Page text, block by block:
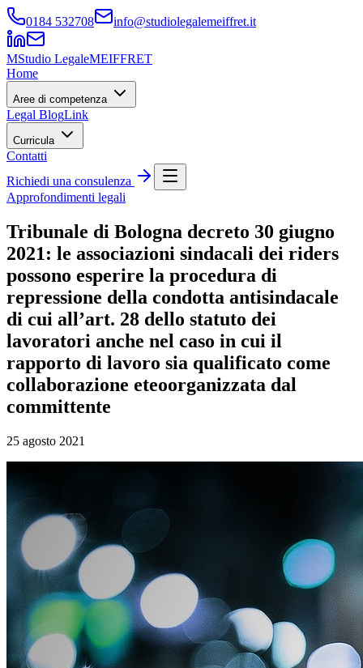
0184 532708 info@studiolegalemeiffret.it
MStudio LegaleMEIFFRET
Home
Aree di competenza
Legal BlogLink
Curricula
Contatti
Richiedi una consulenza
Approfondimenti legali
Tribunale di Bologna decreto 30 giugno
2021: le associazioni sindacali dei riders
possono esperire la procedura di
repressione della condotta antisindacale
di cui all’art. 28 dello statuto dei
lavoratori anche nel caso in cui il
rapporto di lavoro sia qualificato come
collaborazione eteoorganizzata dal
committente
25 agosto 2021